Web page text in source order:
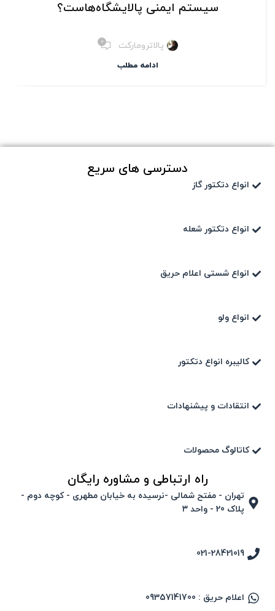
سیستم ایمنی پالایشگاه‌هاست؟
پالاترومارکت ۰
ادامه مطلب
دسترسی های سریع
انواع دتکتور گاز
انواع دتکتور شعله
انواع شستی اعلام حریق
انواع ولو
کالیبره انواع دتکتور
انتقادات و پیشنهادات
کاتالوگ محصولات
راه ارتباطی و مشاوره رایگان
تهران - مفتح شمالی -نرسیده به خیابان مطهری - کوچه دوم -
پلاک 20 - واحد ۳
021-28421019
اعلام حریق : 09357141700